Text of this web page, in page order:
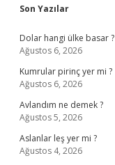
Sidebar
Son Yazılar
Dolar hangi ülke basar ?
Ağustos 6, 2026
Kumrular pirinç yer mi ?
Ağustos 6, 2026
Avlandım ne demek ?
Ağustos 5, 2026
Aslanlar leş yer mi ?
Ağustos 4, 2026